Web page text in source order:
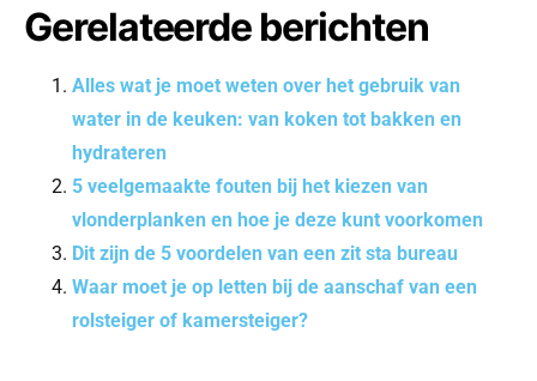
Gerelateerde berichten
Alles wat je moet weten over het gebruik van
water in de keuken: van koken tot bakken en
hydrateren
5 veelgemaakte fouten bij het kiezen van
vlonderplanken en hoe je deze kunt voorkomen
Dit zijn de 5 voordelen van een zit sta bureau
Waar moet je op letten bij de aanschaf van een
rolsteiger of kamersteiger?